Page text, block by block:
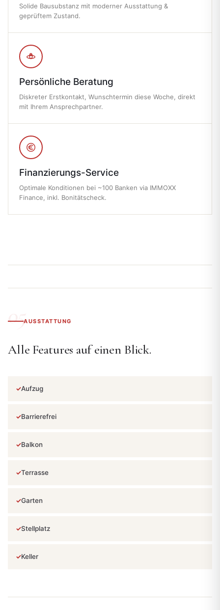
Solide Bausubstanz mit moderner Ausstattung &
geprüftem Zustand.
Persönliche Beratung
Diskreter Erstkontakt, Wunschtermin diese Woche, direkt
mit Ihrem Ansprechpartner.
Finanzierungs-Service
Optimale Konditionen bei ~100 Banken via IMMOXX
Finance, inkl. Bonitätscheck.
AUSSTATTUNG
Alle Features auf einen Blick.
Aufzug
Barrierefrei
Balkon
Terrasse
Garten
Stellplatz
Keller